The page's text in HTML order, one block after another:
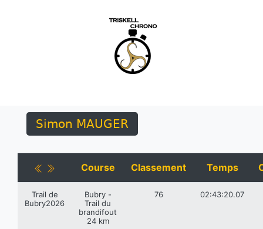
Simon MAUGER
Course Classement Temps
Trail de
Bubry2026
Bubry -
Trail du
brandifout
24 km
76 02:43:20.07